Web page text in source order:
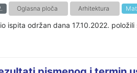
Oglasna ploča Arhitektura
ispita održan dana 17.10.2022. položili